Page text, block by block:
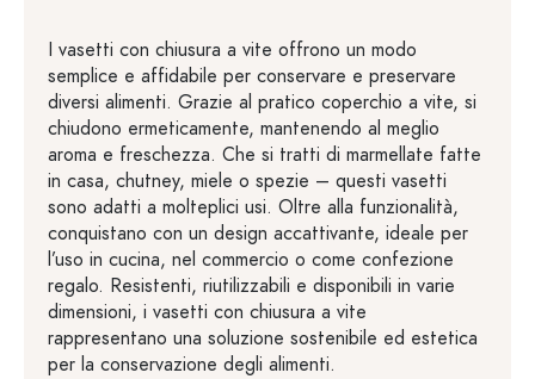
I vasetti con chiusura a vite offrono un modo
semplice e affidabile per conservare e preservare
diversi alimenti. Grazie al pratico coperchio a vite, si
chiudono ermeticamente, mantenendo al meglio
aroma e freschezza. Che si tratti di marmellate fatte
in casa, chutney, miele o spezie – questi vasetti
sono adatti a molteplici usi. Oltre alla funzionalità,
conquistano con un design accattivante, ideale per
l’uso in cucina, nel commercio o come confezione
regalo. Resistenti, riutilizzabili e disponibili in varie
dimensioni, i vasetti con chiusura a vite
rappresentano una soluzione sostenibile ed estetica
per la conservazione degli alimenti.